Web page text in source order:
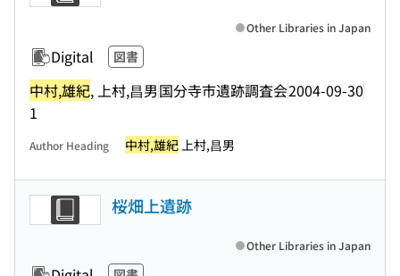
Digital 図書
中村,雄紀, 上村,昌男国分寺市遺跡調査会2004-09-30
1
Other Libraries in Japan
Author Heading 中村,雄紀上村,昌男
桜畑上遺跡
Other Libraries in Japan